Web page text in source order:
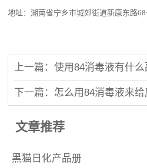
地址：湖南省宁乡市城郊街道新康东路68
上一篇：使用84消毒液有什么
下一篇：怎么用84消毒液来给
文章推荐
黑猫日化产品册